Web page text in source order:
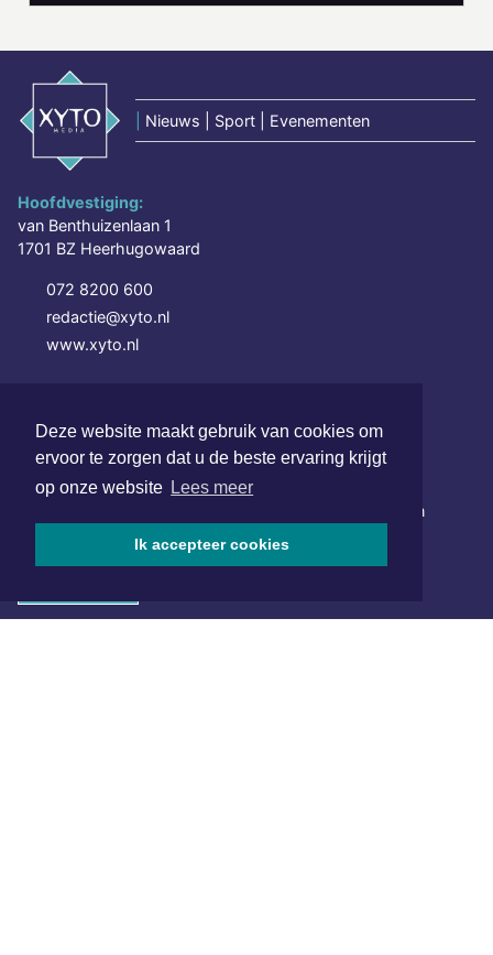
Deze website maakt gebruik van cookies om
ervoor te zorgen dat u de beste ervaring krijgt
op onze website Lees meer
Ik accepteer cookies
Nieuws | Sport | Evenementen
Hoofdvestiging:
van Benthuizenlaan 1
1701 BZ Heerhugowaard
072 8200 600
redactie@xyto.nl
www.xyto.nl
NIEUWSBRIEF AANMELDEN
Schrijf je in voor onze nieuwsbrief en krijg wekelijks een
samenvatting van alle gebeurtenissen uit jouw regio.